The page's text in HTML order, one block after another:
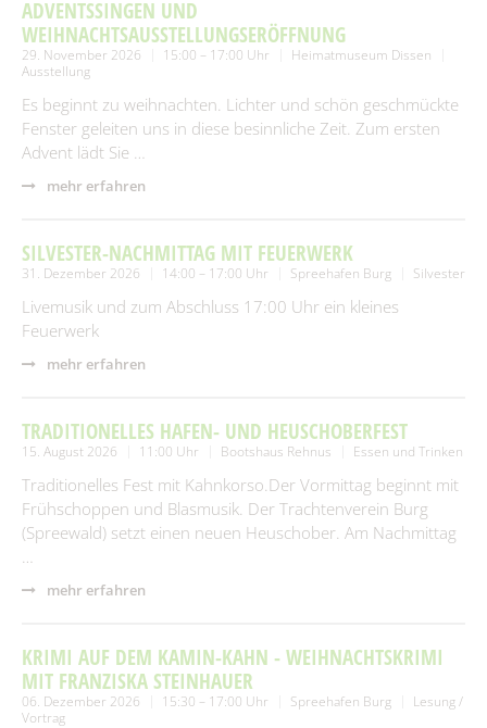
Fundtiere
Zahlen & Statistik
Formularservice
Spielplätze
Spenden & Sponsoring
Tourismus
ADVENTSSINGEN UND
WEIHNACHTSAUSSTELLUNGSERÖFFNUNG
29. November 2026 15:00 – 17:00 Uhr
Heimatmuseum Dissen
Ausstellung
Es beginnt zu weihnachten. Lichter und schön geschmückte
Fenster geleiten uns in diese besinnliche Zeit. Zum ersten
Advent lädt Sie …
mehr erfahren
SILVESTER-NACHMITTAG MIT FEUERWERK
31. Dezember 2026 14:00 – 17:00 Uhr Spreehafen Burg Silvester
Livemusik und zum Abschluss 17:00 Uhr ein kleines
Feuerwerk
mehr erfahren
TRADITIONELLES HAFEN- UND HEUSCHOBERFEST
15. August 2026 11:00 Uhr Bootshaus Rehnus Essen und Trinken
Traditionelles Fest mit Kahnkorso.Der Vormittag beginnt mit
Frühschoppen und Blasmusik. Der Trachtenverein Burg
(Spreewald) setzt einen neuen Heuschober. Am Nachmittag
…
mehr erfahren
KRIMI AUF DEM KAMIN-KAHN - WEIHNACHTSKRIMI
MIT FRANZISKA STEINHAUER
06. Dezember 2026 15:30 – 17:00 Uhr Spreehafen Burg
Lesung /
Vortrag
SUCHEN